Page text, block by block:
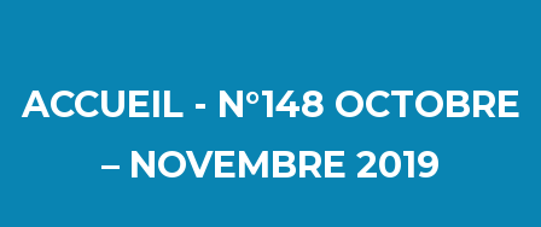
ACCUEIL - N°148 OCTOBRE
– NOVEMBRE 2019